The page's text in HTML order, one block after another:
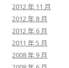
2012 年 11 月
2012 年 8 月
2012 年 6 月
2011 年 5 月
2008 年 9 月